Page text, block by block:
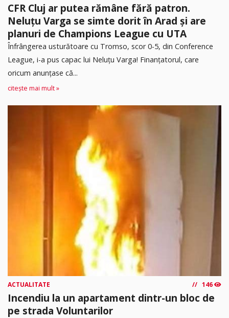
CFR Cluj ar putea rămâne fără patron.
Neluțu Varga se simte dorit în Arad și are
planuri de Champions League cu UTA
Înfrângerea usturătoare cu Tromso, scor 0-5, din Conference
League, i-a pus capac lui Neluțu Varga! Finanțatorul, care
oricum anunțase că...
citește mai mult »
ACTUALITATE 146
Incendiu la un apartament dintr-un bloc de
pe strada Voluntarilor